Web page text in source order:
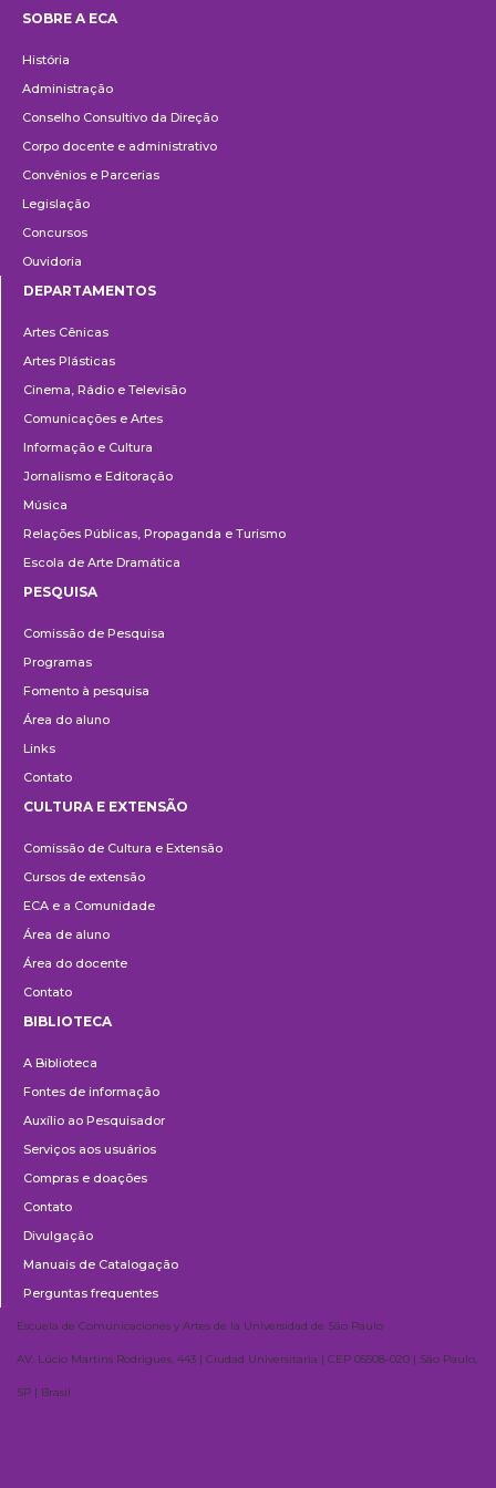
📅 30 de junho
Laboratório do Semestre:
exposição de trabalhos de
estudantes de Artes
Prêmio ECA 60 anos
📅 18 a 21 de agosto
OCAM e a Escola de Ópera
da ECA apresentam: Dido
e Eneias, em formato de
FZDZ Gênero na ECA
(Fazendo e Desfazendo
Gênero)
📅 24 a 28 de agosto
Visita monitorada à ECA
Seminário Comunicação e
📅 27 e 28 de agosto
Exposição de livros de
pintura chinesa
2026
SOBRE A ECA
História
Administração
Conselho Consultivo da Direção
Corpo docente e administrativo
Convênios e Parcerias
Legislação
Concursos
Ouvidoria
DEPARTAMENTOS
Artes Cênicas
Artes Plásticas
Cinema, Rádio e Televisão
Comunicações e Artes
Informação e Cultura
Jornalismo e Editoração
Música
Relações Públicas, Propaganda e Turismo
Escola de Arte Dramática
PESQUISA
Comissão de Pesquisa
Programas
Fomento à pesquisa
Área do aluno
Links
Contato
e
Extensão
CULTURA E EXTENSÃO
Comissão de Cultura e Extensão
Cursos de extensão
ECA e a Comunidade
Área de aluno
Área do docente
Contato
BIBLIOTECA
A Biblioteca
Fontes de informação
Auxílio ao Pesquisador
Serviços aos usuários
Compras e doações
Contato
Divulgação
Manuais de Catalogação
Perguntas frequentes
Escuela de Comunicaciones y Artes de la Universidad de São Paulo
AV. Lúcio Martins Rodrigues, 443 | Ciudad Universitaria | CEP 05508-020 | São Paulo,
SP | Brasil